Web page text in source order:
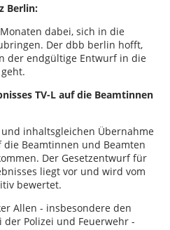
Berlin:
dabei, sich in die
Der dbb berlin hofft,
der endgültige Entwurf in die
TV-L auf die Beamtinnen
inhaltsgleichen Übernahme
die Beamtinnen und Beamten
Der Gesetzentwurf für
liegt vor und wird vom
bewertet.
Allen - insbesondere den
Polizei und Feuerwehr -